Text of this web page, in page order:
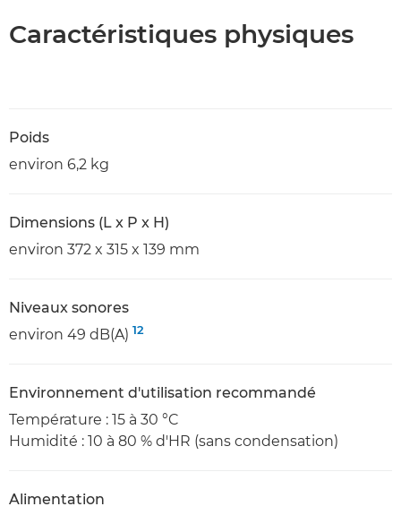
Caractéristiques physiques
Poids
environ 6,2 kg
Dimensions (L x P x H)
environ 372 x 315 x 139 mm
Niveaux sonores
environ 49 dB(A) 12
Environnement d'utilisation recommandé
Température : 15 à 30 °C
Humidité : 10 à 80 % d'HR (sans condensation)
Alimentation